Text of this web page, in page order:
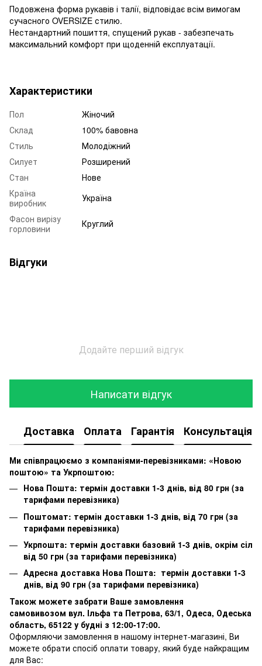
Подовжена форма рукавів і талії, відповідає всім вимогам
сучасного OVERSIZE стилю.
Нестандартний пошиття, спущений рукав - забезпечать
максимальний комфорт при щоденній експлуатації.
Характеристики
Пол
Жіночий
Склад
100% бавовна
Стиль
Молодіжний
Силует
Розширений
Стан
Нове
Країна
виробник
Україна
Фасон вирізу
горловини
Круглий
Відгуки
Додайте перший відгук
Написати відгук
Доставка Оплата Гарантія Консультація
Ми співпрацюємо з компаніями-перевізниками: «Новою
поштою» та Укрпоштою:
Нова Пошта: термін доставки 1-3 днів, від 80 грн (за
тарифами перевізника)
Поштомат: термін доставки 1-3 днів, від 70 грн (за
тарифами перевізника)
Укрпошта: термін доставки базовий 1-3 днів, окрім сіл
від 50 грн (за тарифами перевізника)
Адресна доставка Нова Пошта: термін доставки 1-3
днів, від 90 грн (за тарифами перевізника)
Також можете забрати Ваше замовлення
самовивозом вул. Ільфа та Петрова, 63/1, Одеса, Одеська
область, 65122 у будні з 12:00-17:00.
Оформляючи замовлення в нашому інтернет-магазині, Ви
можете обрати спосіб оплати товару, який буде найкращим
для Вас: